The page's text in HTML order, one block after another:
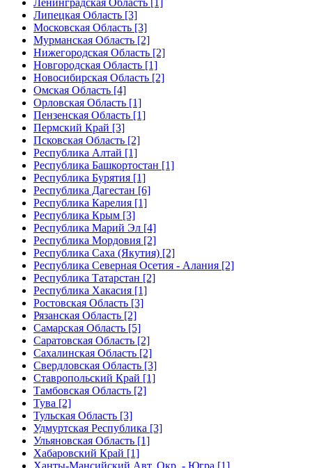
Ленинградская Область [1]
Липецкая Область [3]
Московская Область [3]
Мурманская Область [2]
Нижегородская Область [2]
Новгородская Область [1]
Новосибирская Область [2]
Омская Область [4]
Орловская Область [1]
Пензенская Область [1]
Пермский Край [3]
Псковская Область [2]
Республика Алтай [1]
Республика Башкортостан [1]
Республика Бурятия [1]
Республика Дагестан [6]
Республика Карелия [1]
Республика Крым [3]
Республика Марий Эл [4]
Республика Мордовия [2]
Республика Саха (Якутия) [2]
Республика Северная Осетия - Алания [2]
Республика Татарстан [2]
Республика Хакасия [1]
Ростовская Область [3]
Рязанская Область [2]
Самарская Область [5]
Саратовская Область [2]
Сахалинская Область [2]
Свердловская Область [3]
Ставропольский Край [1]
Тамбовская Область [2]
Тува [2]
Тульская Область [3]
Удмуртская Республика [3]
Ульяновская Область [1]
Хабаровский Край [1]
Ханты-Мансийский Авт. Окр. - Югра [1]